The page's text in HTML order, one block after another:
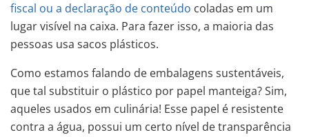
fiscal ou a declaração de conteúdo coladas em um
lugar visível na caixa. Para fazer isso, a maioria das
pessoas usa sacos plásticos.
Como estamos falando de embalagens sustentáveis,
que tal substituir o plástico por papel manteiga? Sim,
aqueles usados em culinária! Esse papel é resistente
contra a água, possui um certo nível de transparência